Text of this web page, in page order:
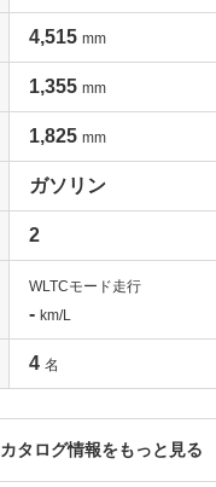
4,515 mm
1,355 mm
1,825 mm
ガソリン
2
WLTCモード走行
- km/L
4 名
カタログ情報をもっと見る